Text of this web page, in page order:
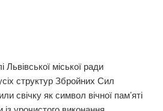
Львівської міської ради
структур Збройних Сил
свічку як символ вічної пам’яті